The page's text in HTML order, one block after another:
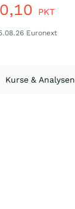
PKT
Euronext
Kurse & Analysen